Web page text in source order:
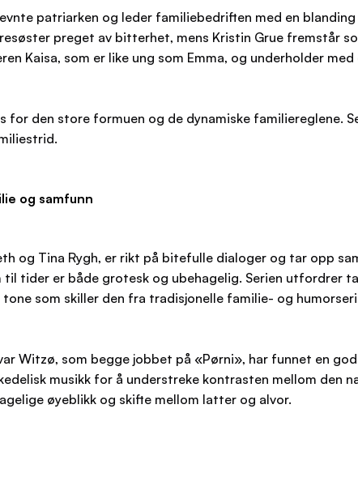
patriarken og leder familiebedriften med en
preget av bitterhet, mens Kristin Grue fremstår
Kaisa, som er like ung som Emma, og underholder
den store formuen og de dynamiske familiereglene.
og samfunn
og Tina Rygh, er rikt på bitefulle dialoger og tar opp
tider er både grotesk og ubehagelig. Serien utfordrer
som skiller den fra tradisjonelle familie- og
Witzø, som begge jobbet på «Pørni», har funnet en
musikk for å understreke kontrasten mellom den
øyeblikk og skifte mellom latter og alvor.